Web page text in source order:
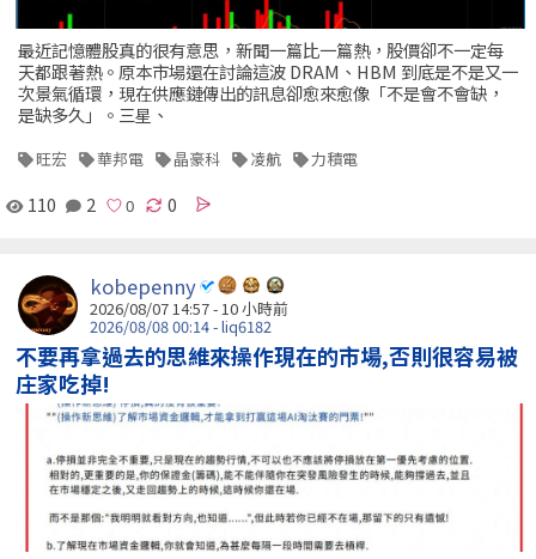
最近記憶體股真的很有意思，新聞一篇比一篇熱，股價卻不一定每
天都跟著熱。原本市場還在討論這波 DRAM、HBM 到底是不是又一
次景氣循環，現在供應鏈傳出的訊息卻愈來愈像「不是會不會缺，
是缺多久」。三星、
旺宏 華邦電 晶豪科 凌航 力積電
110 2 0
kobepenny
2026/08/07 14:57 - 10 小時前
2026/08/08 00:14 - liq6182
不要再拿過去的思維來操作現在的市場,否則很容易被
庄家吃掉!